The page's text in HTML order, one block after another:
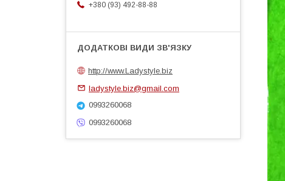
+380 (93) 492-88-88
http://www.Ladystyle.biz
ladystyle.biz@gmail.com
0993260068
0993260068